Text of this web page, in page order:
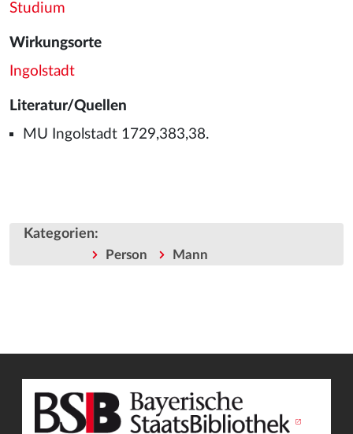
Studium
Wirkungsorte
Ingolstadt
Literatur/Quellen
MU Ingolstadt 1729,383,38.
Kategorien:
Person Mann